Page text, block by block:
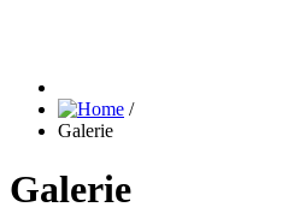
/
Galerie
Galerie